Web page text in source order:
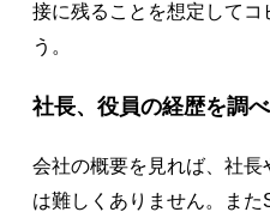
接に残ることを想定してコ
う。
社長、役員の経歴を調
会社の概要を見れば、社長
は難しくありません。ま